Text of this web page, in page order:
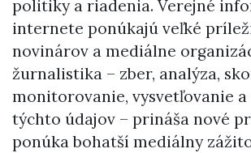
politiky a riadenia. Verejné
internete ponúkajú veľké
novinárov a mediálne
žurnalistika – zber, analýza,
monitorovanie, vysvetľovanie
týchto údajov – prináša nové
ponúka bohatší mediálny